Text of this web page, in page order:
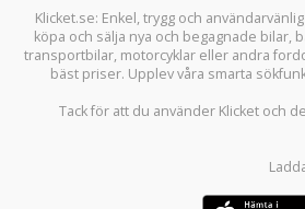
Klicket.se: Enkel, trygg och
köpa och sälja nya och begagnade bilar,
transportbilar, motorcyklar eller andra
bäst priser. Upplev våra smarta
Tack för att du använder Klicket och